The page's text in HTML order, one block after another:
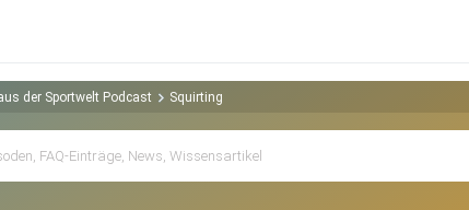
der Sportwelt Podcast Squirting